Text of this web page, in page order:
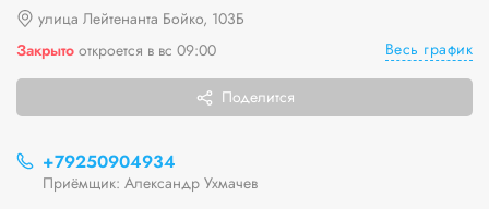
улица Лейтенанта Бойко, 103Б
Закрыто откроется в вс 09:00 Весь график
Поделится
+79250904934
Приёмщик: Александр Ухмачев